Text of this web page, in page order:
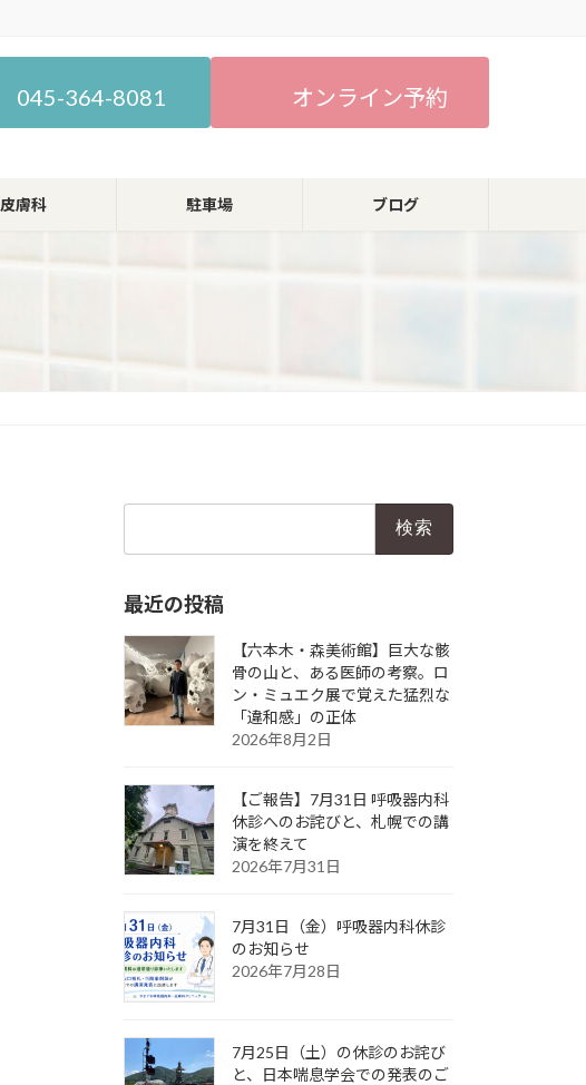
045-364-8081 オンライン予約
皮膚科 駐車場 ブログ
最近の投稿
【六本木・森美術館】巨大な骸
骨の山と、ある医師の考察。ロ
ン・ミュエク展で覚えた猛烈な
「違和感」の正体
2026年8月2日
【ご報告】7月31日 呼吸器内科
休診へのお詫びと、札幌での講
演を終えて
2026年7月31日
7月31日（金）呼吸器内科休診
のお知らせ
2026年7月28日
7月25日（土）の休診のお詫び
と、日本喘息学会での発表のご